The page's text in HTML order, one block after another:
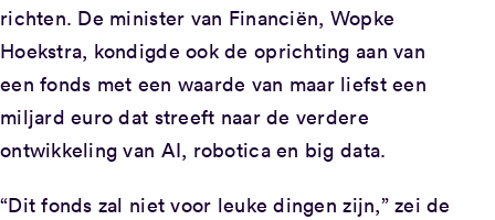
richten. De minister van Financiën, Wopke
Hoekstra, kondigde ook de oprichting aan van
een fonds met een waarde van maar liefst een
miljard euro dat streeft naar de verdere
ontwikkeling van AI, robotica en big data.
“Dit fonds zal niet voor leuke dingen zijn,” zei de